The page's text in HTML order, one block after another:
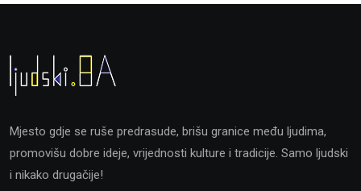
Mjesto gdje se ruše predrasude, brišu granice među ljudima,
promovišu dobre ideje, vrijednosti kulture i tradicije. Samo ljudski
i nikako drugačije!